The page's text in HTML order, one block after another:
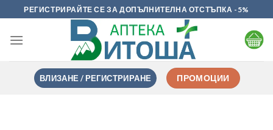
to
content
РЕГИСТРИРАЙТЕ СЕ ЗА ДОПЪЛНИТЕЛНА ОТСТЪПКА -5%
ВЛИЗАНЕ / РЕГИСТРИРАНЕ ПРОМОЦИИ